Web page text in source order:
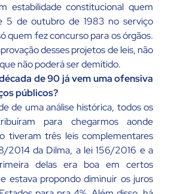
estabilidade constitucional quem
5 de outubro de 1983 no serviço
quem fez concurso para os órgãos.
desses projetos de leis, não
não poderá ser demitido.
de 90 já vem uma ofensiva
públicos?
de uma análise histórica, todos os
para chegarmos aonde
tiveram três leis complementares
2014 da Dilma, a lei 156/2016 e a
delas era boa em certos
estava propondo diminuir os juros